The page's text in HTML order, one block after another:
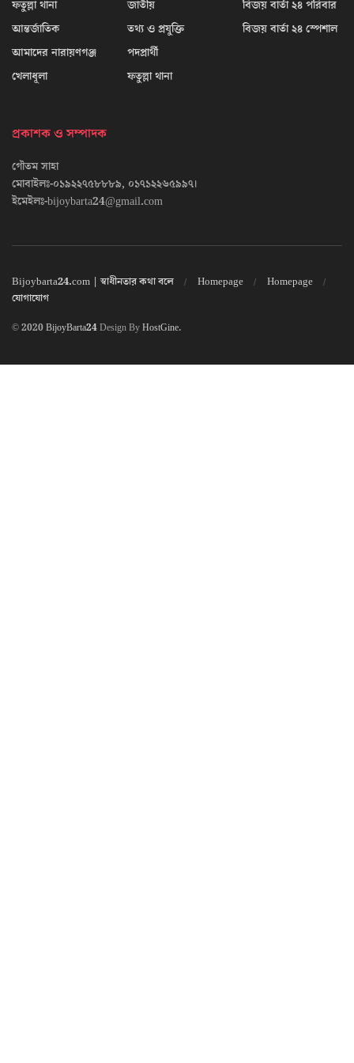
ফতুল্লা থানা
আন্তর্জাতিক
আমাদের নারায়ণগঞ্জ
খেলাধূলা
জাতীয়
তথ্য ও প্রযুক্তি
পদপ্রার্থী
ফতুল্লা থানা
বিজয় বার্তা ২৪ পরিবার
বিজয় বার্তা ২৪ স্পেশাল
প্রকাশক ও সম্পাদক
গৌতম সাহা
মোবাইলঃ-০১৯২২৭৫৮৮৮৯, ০১৭১২২৬৫৯৯৭।
ইমেইলঃ-bijoybarta24@gmail.com
Bijoybarta24.com | স্বাধীনতার কথা বলে Homepage
Homepage
যোগাযোগ
© 2020BijoyBarta24Design ByHostGine.